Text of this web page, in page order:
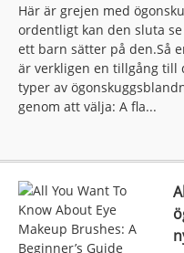
Här är grejen med
ordentligt kan den sluta
ett barn sätter på den.Så
är verkligen en tillgång till
typer av
genom att välja: A fla...